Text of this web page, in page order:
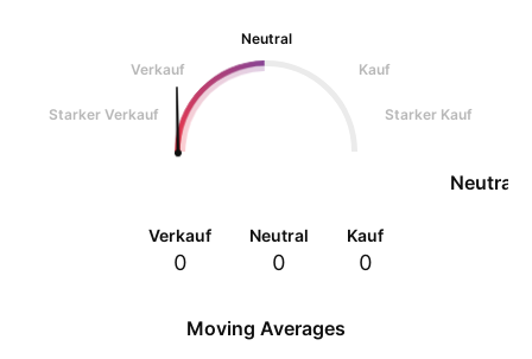
Neutral
Verkauf
Kauf
Starker Verkauf Starker Kauf
Neutral
Verkauf
0
Neutral
0
Kauf
0
Moving Averages